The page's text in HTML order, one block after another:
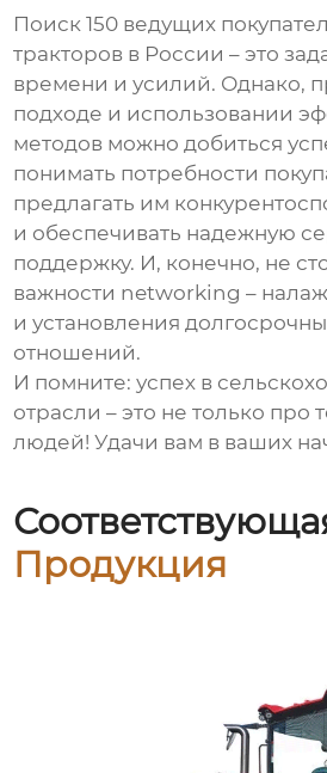
Поиск150 ведущих
тракторов в России – это
времени и усилий. Однако,
подходе и использовании
методов можно добиться
понимать потребности
предлагать им
и обеспечивать надежную
поддержку. И, конечно, не
важности networking –
и установления
отношений.
И помните: успех в
отрасли – это не только про
людей! Удачи вам в ваших
Продукция